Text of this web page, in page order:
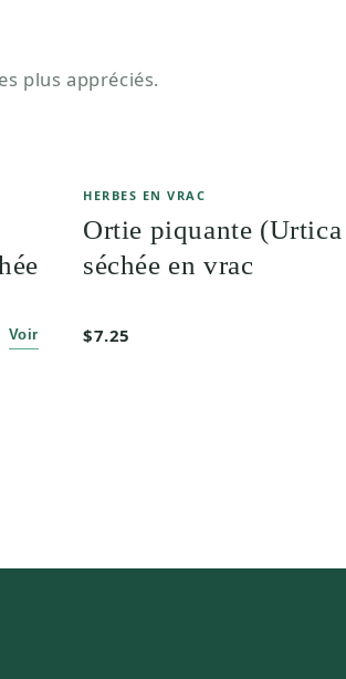
plus appréciés.
Voir
HERBES EN VRAC
Ortie piquante
séchée en vrac
$7.25